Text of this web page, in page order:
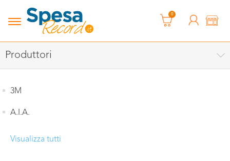
0
Produttori
3M
A.I.A.
Visualizza tutti